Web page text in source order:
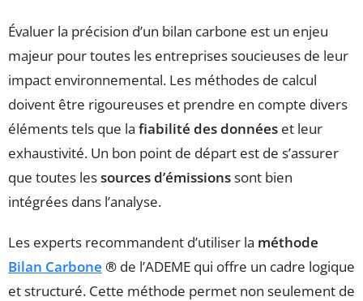
Évaluer la précision d’un bilan carbone est un enjeu
majeur pour toutes les entreprises soucieuses de leur
impact environnemental. Les méthodes de calcul
doivent être rigoureuses et prendre en compte divers
éléments tels que la fiabilité des données et leur
exhaustivité. Un bon point de départ est de s’assurer
que toutes lessources d’émissionssont bien
intégrées dans l’analyse.
Les experts recommandent d’utiliser la méthode
Bilan Carbone ® de l’ADEME qui offre un cadre logique
et structuré. Cette méthode permet non seulement de